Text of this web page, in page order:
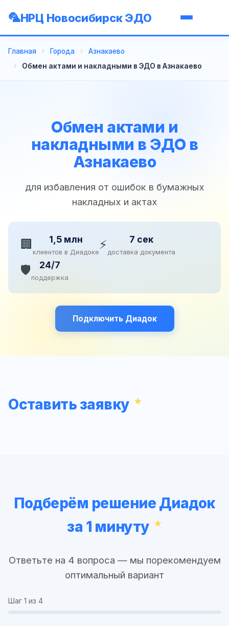
НРЦ Новосибирск ЭДО
Главная Города
Азнакаево
Обмен актами и накладными в ЭДО в Азнакаево
Обмен актами и
накладными в ЭДО в
Азнакаево
для избавления от ошибок в бумажных
накладных и актах
🏢 1,5 млн
клиентов в Диадоке⚡ 7 сек
доставка документа
🛡️ 24/7
поддержка
Подключить Диадок
Оставить заявку
Подберём решение Диадок
за 1 минуту
Ответьте на 4 вопроса — мы порекомендуем
оптимальный вариант
Шаг 1 из 4